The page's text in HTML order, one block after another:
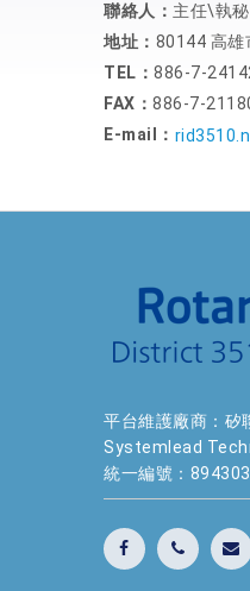
聯絡人： 主任\執秘
地址： 80144 高雄
TEL： 886-7-
FAX： 886-7-
E-mail：
平台維護廠商：矽
Systemlead
統一編號：